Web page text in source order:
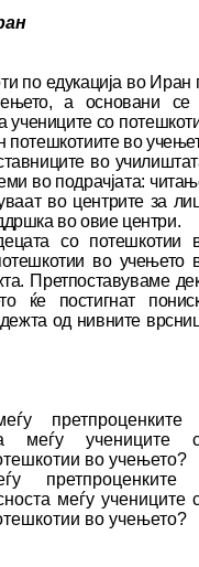
по еду­ка­ција во Иран
а основани
учениците со
по­теш­котиите во
во
во подрачјата:
во центрите за
во овие центри.
со по­теш­­котии
во учењето
Претпоставуваме
ќе пос­тигнат
од нивните
прет­про­цен­ки­те
меѓу уче­ни­ците
во учењето?
прет­про­цен­ки­те
ме­ѓу учениците
во учењето?